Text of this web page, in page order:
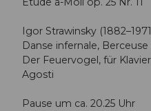
Igor Strawinsky
Danse infernale,
Der Feuervogel, für
Agosti
Pause um ca. 20.25 Uhr